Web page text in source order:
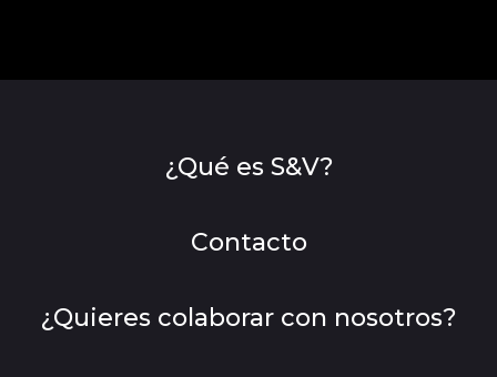
¿Qué es S&V?
Contacto
¿Quieres colaborar con nosotros?